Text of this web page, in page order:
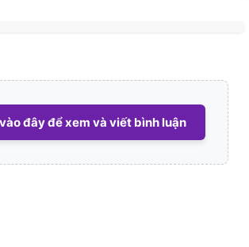
đây để xem và viết bình luận